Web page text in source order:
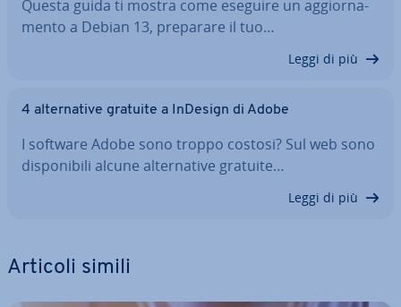
Questa guida ti mostra come eseguire un ag­gior­na­
men­to a Debian 13, preparare il tuo…
Leggi di più
4 al­ter­na­ti­ve gratuite a InDesign di Adobe
I software Adobe sono troppo costosi? Sul web sono
di­spo­ni­bi­li alcune al­ter­na­ti­ve gratuite…
Leggi di più
Articoli simili